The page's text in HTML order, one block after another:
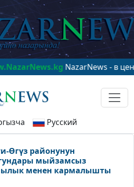
NazarNews - в центре
Русский
Өгүз районунун
мыйзамсыз
менен кармалышты